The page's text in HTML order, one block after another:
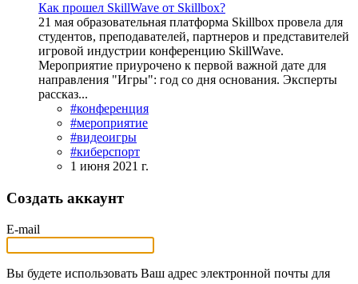
Как прошел SkillWave от Skillbox?
21 мая образовательная платформа Skillbox провела для
студентов, преподавателей, партнеров и представителей
игровой индустрии конференцию SkillWave.
Мероприятие приурочено к первой важной дате для
направления "Игры": год со дня основания. Эксперты
рассказ...
#конференция
#мероприятие
#видеоигры
#киберспорт
1 июня 2021 г.
Создать аккаунт
E-mail
Вы будете использовать Ваш адрес электронной почты для